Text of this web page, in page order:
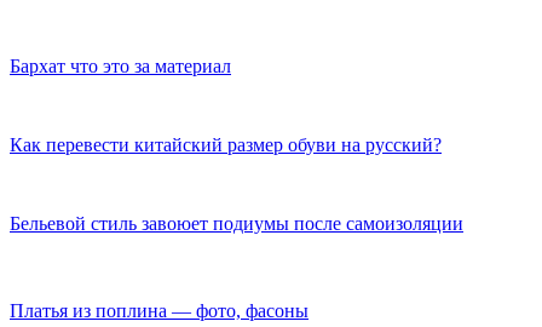
Бархат что это за материал
Как перевести китайский размер обуви на русский?
Бельевой стиль завоюет подиумы после самоизоляции
Платья из поплина — фото, фасоны